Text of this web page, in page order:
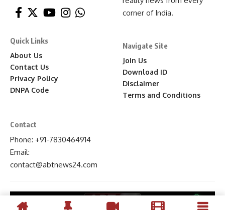
corner of India.
Quick Links
About Us
Contact Us
Privacy Policy
DNPA Code
Navigate Site
Join Us
Download ID
Disclaimer
Terms and Conditions
Contact
Phone: +91-7830464914
Email:
contact@abtnews24.com